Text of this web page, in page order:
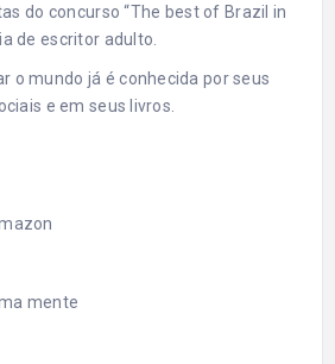
do concurso “The best of Brazil in
de escritor adulto.
o mundo já é conhecida por seus
e em seus livros.
mente